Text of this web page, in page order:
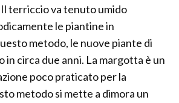
terriccio va tenuto umido
le piantine in
metodo, le nuove piante di
in circa due anni. La margotta è un
poco praticato per la
metodo si mette a dimora un